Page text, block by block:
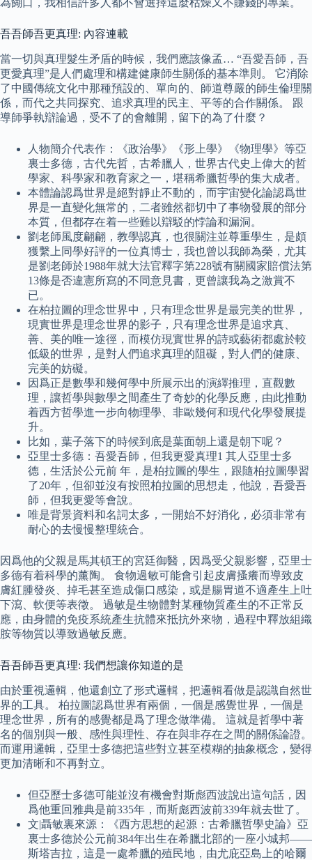
為餬口，我相信許多人都不會選擇這麼枯燥又不賺錢的專業。
吾吾師吾更真理: 內容連載
當一切與真理髮生矛盾的時候，我們應該像孟… “吾愛吾師，吾
更愛真理”是人們處理和構建健康師生關係的基本準則。 它消除
了中國傳統文化中那種預設的、單向的、師道尊嚴的師生倫理關
係，而代之共同探究、追求真理的民主、平等的合作關係。 跟
導師爭執辯論過，受不了的會離開，留下的為了什麼？
人物簡介代表作：《政治學》《形上學》《物理學》等亞
裏士多德，古代先哲，古希臘人，世界古代史上偉大的哲
學家、科學家和教育家之一，堪稱希臘哲學的集大成者。
本體論認爲世界是絕對靜止不動的，而宇宙變化論認爲世
界是一直變化無常的，二者雖然都切中了事物發展的部分
本質，但都存在着一些難以辯駁的悖論和漏洞。
劉老師風度翩翩，教學認真，也很關注並尊重學生，是頗
獲繫上同學好評的一位真博士，我也曾以我師為榮，尤其
是劉老師於1988年就大法官釋字第228號有關國家賠償法第
13條是否違憲所寫的不同意見書，更曾讓我為之激賞不
已。
在柏拉圖的理念世界中，只有理念世界是最完美的世界，
現實世界是理念世界的影子，只有理念世界是追求真、
善、美的唯一途徑，而模仿現實世界的詩或藝術都處於較
低級的世界，是對人們追求真理的阻礙，對人們的健康、
完美的妨礙。
因爲正是數學和幾何學中所展示出的演繹推理，直觀數
理，讓哲學與數學之間產生了奇妙的化學反應，由此推動
着西方哲學進一步向物理學、非歐幾何和現代化學發展提
升。
比如，葉子落下的時候到底是葉面朝上還是朝下呢？
亞里士多德：吾愛吾師，但我更愛真理1 其人亞里士多
德，生活於公元前 年，是柏拉圖的學生，跟隨柏拉圖學習
了20年，但卻並沒有按照柏拉圖的思想走，他說，吾愛吾
師，但我更愛等會說。
唯是背景資料和名詞太多，一開始不好消化，必須非常有
耐心的去慢慢整理統合。
因爲他的父親是馬其頓王的宮廷御醫，因爲受父親影響，亞里士
多德有着科學的薰陶。 食物過敏可能會引起皮膚搔癢而導致皮
膚紅腫發炎、掉毛甚至造成傷口感染，或是腸胃道不適產生上吐
下瀉、軟便等表徵。 過敏是生物體對某種物質產生的不正常反
應，由身體的免疫系統產生抗體來抵抗外來物，過程中釋放組織
胺等物質以導致過敏反應。
吾吾師吾更真理: 我們想讓你知道的是
由於重視邏輯，他還創立了形式邏輯，把邏輯看做是認識自然世
界的工具。 柏拉圖認爲世界有兩個，一個是感覺世界，一個是
理念世界，所有的感覺都是爲了理念做準備。 這就是哲學中著
名的個別與一般、感性與理性、存在與非存在之間的關係論證。
而運用邏輯，亞里士多德把這些對立甚至模糊的抽象概念，變得
更加清晰和不再對立。
但亞歷士多德可能並沒有機會對斯彪西波說出這句話，因
爲他重回雅典是前335年，而斯彪西波前339年就去世了。
文|聶敏裏來源：《西方思想的起源：古希臘哲學史論》亞
裏士多德於公元前384年出生在希臘北部的一座小城邦——
斯塔吉拉，這是一處希臘的殖民地，由尤庇亞島上的哈爾